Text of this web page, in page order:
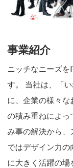
事業紹介
ニッチなニーズを
す。 当社は、「
に、企業の様々
の積み重ねによっ
み事の解決から、
ではデザイン力の
に大きく活躍の場